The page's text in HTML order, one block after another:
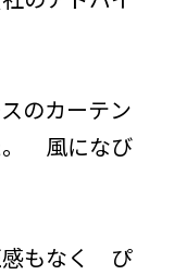
のカーテン
。 風になび
感もなく ぴ